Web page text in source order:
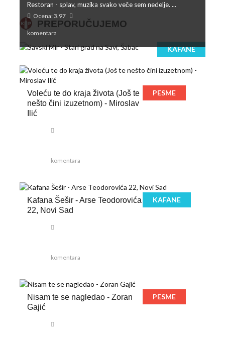
PREPORUČUJEMO
KAFANE
Restoran - splav, muzika svako veče sem nedelje. ...
Ocena: 3.97
komentara
Voleću te do kraja života (Još te
nešto čini izuzetnom) - Miroslav
Ilić
PESME
komentara
Kafana Šešir - Arse Teodorovića
22, Novi Sad
KAFANE
komentara
Nisam te se nagledao - Zoran
Gajić
PESME